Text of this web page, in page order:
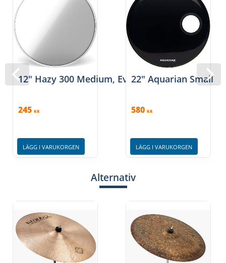
12" Hazy 300 Medium, Evans
245 KR
LÄGG I VARUKORGEN
22" Aquarian Small
580 KR
LÄGG I VARUKORGEN
Alternativ